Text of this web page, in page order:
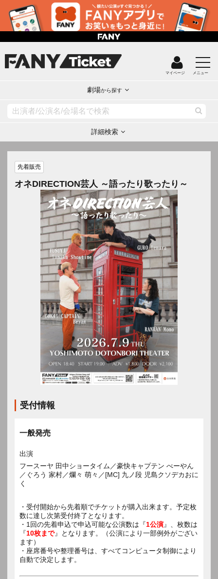
マイページ メニュー
劇場から探す
詳細検索
先着販売
オネDIRECTION芸人 ～語ったり歌ったり～
受付情報
一般発売
出演
フースーヤ 田中ショータイム／豪快キャプテン べーやん
／ぐろう 家村／爛々 萌々／[MC] 九ノ段 児島クソデカおに
く
・受付開始から先着順でチケットが購入出来ます。予定枚
数に達し次第受付終了となります。
・1回の先着申込で申込可能な公演数は『1公演』、枚数は
『10枚まで』となります。（公演により一部例外がござい
ます）
・座席番号や整理番号は、すべてコンピュータ制御により
自動で決定します。